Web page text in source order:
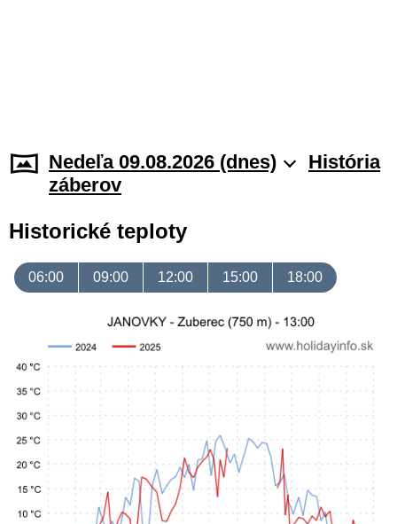
Nedeľa 09.08.2026 (dnes)
História
záberov
Historické teploty
06:00 09:00 12:00 15:00 18:00